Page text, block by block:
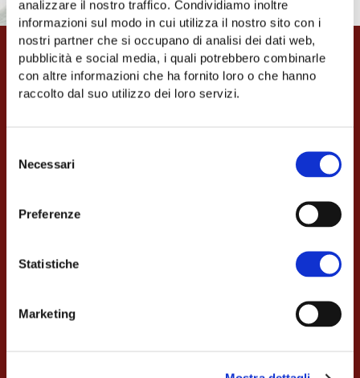
analizzare il nostro traffico. Condividiamo inoltre
informazioni sul modo in cui utilizza il nostro sito con i
nostri partner che si occupano di analisi dei dati web,
pubblicità e social media, i quali potrebbero combinarle
con altre informazioni che ha fornito loro o che hanno
raccolto dal suo utilizzo dei loro servizi.
delNecessari
Preferenze
Statistiche
Marketing
FERRAGOSTO 2026
Menù Speciale